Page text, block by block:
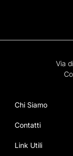
Via
Chi Siamo
Contatti
Link Utili